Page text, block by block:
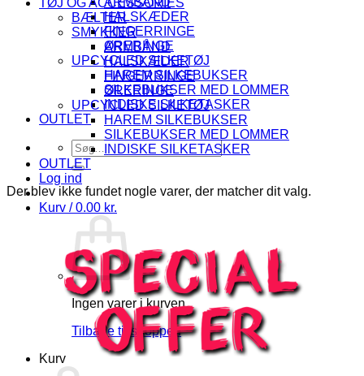
HALSKÆDER
FINGERRINGE
ØRERINGE
UPCYCLED SILKETØJ
HAREM SILKEBUKSER
SILKEBUKSER MED LOMMER
INDISKE SILKETASKER
OUTLET
Søg
efter:
Log ind
Kurv /0.00 kr.
Ingen varer i kurven.
Tilbage til shoppen
Kurv
TØJ OG ACCESSORIES
BÆLTER
SMYKKER
ARMBÅND
HALSKÆDER
FINGERRINGE
ØRERINGE
UPCYCLED SILKETØJ
HAREM SILKEBUKSER
SILKEBUKSER MED LOMMER
INDISKE SILKETASKER
OUTLET
Der blev ikke fundet nogle varer, der matcher dit valg.